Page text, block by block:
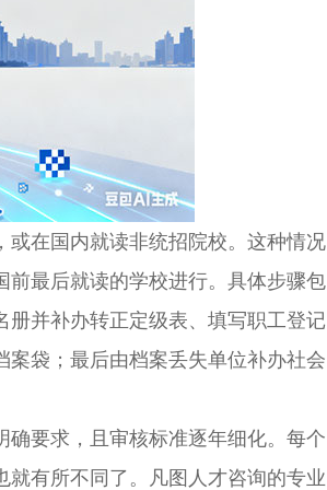
在国内就读非统招院校。这种情况
前最后就读的学校进行。具体步骤包
并补办转正定级表、填写职工登记
袋；最后由档案丢失单位补办社会
要求，且审核标准逐年细化。每个
就有所不同了。凡图人才咨询的专业